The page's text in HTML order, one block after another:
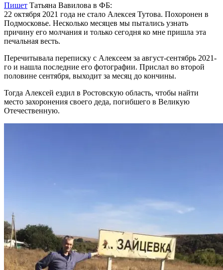
Пишет Татьяна Вавилова в ФБ:
22 октября 2021 года не стало Алексея Тутова. Похоронен в
Подмосковье. Несколько месяцев мы пытались узнать
причину его молчания и только сегодня ко мне пришла эта
печальная весть.
Перечитывала переписку с Алексеем за август-сентябрь 2021-
го и нашла последние его фотографии. Прислал во второй
половине сентября, выходит за месяц до кончины.
Тогда Алексей ездил в Ростовскую область, чтобы найти
место захоронения своего деда, погибшего в Великую
Отечественную.